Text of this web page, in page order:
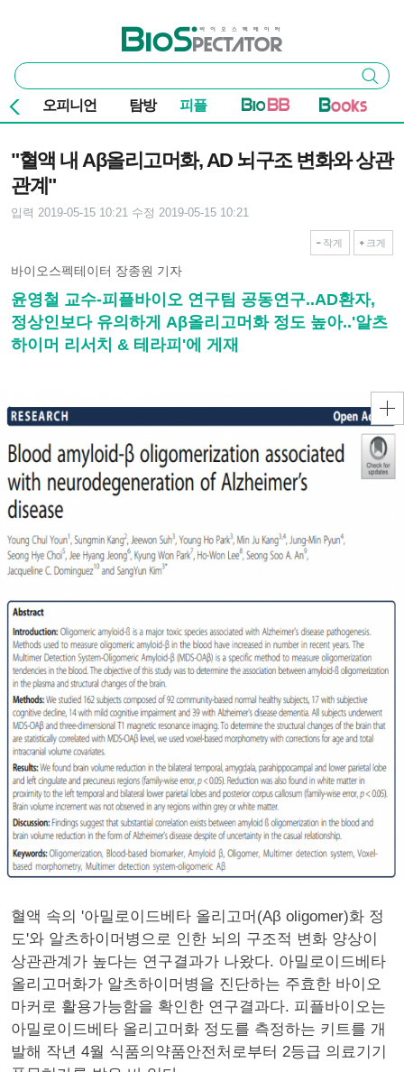
바이오스펙테이터
통
합
검
색
검색
오피니언 탐방 피플
"혈액 내 Aβ올리고머화, AD 뇌구조 변화와 상관
관계"
입력 2019-05-15 10:21 수정 2019-05-15 10:21
작게 크게
바이오스펙테이터 장종원 기자
윤영철 교수-피플바이오 연구팀 공동연구..AD환자,
정상인보다 유의하게 Aβ올리고머화 정도 높아..'알츠
하이머 리서치 & 테라피'에 게재
혈액 속의 '아밀로이드베타 올리고머(Aβ oligomer)화 정
도'와 알츠하이머병으로 인한 뇌의 구조적 변화 양상이
상관관계가 높다는 연구결과가 나왔다. 아밀로이드베타
올리고머화가 알츠하이머병을 진단하는 주효한 바이오
마커로 활용가능함을 확인한 연구결과다. 피플바이오는
아밀로이드베타 올리고머화 정도를 측정하는 키트를 개
발해 작년 4월 식품의약품안전처로부터 2등급 의료기기